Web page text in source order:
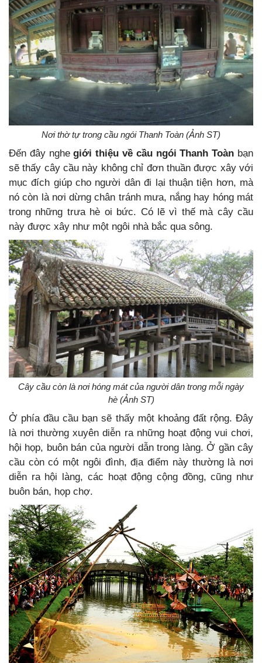
Nơi thờ tự trong cầu ngói Thanh Toàn (Ảnh ST)
Đến đây nghegiới thiệu về cầu ngói Thanh Toàn bạn
sẽ thấy cây cầu này không chỉ đơn thuần được xây với
mục đích giúp cho người dân đi lại thuận tiện hơn, mà
nó còn là nơi dừng chân tránh mưa, nắng hay hóng mát
trong những trưa hè oi bức. Có lẽ vì thế mà cây cầu
này được xây như một ngôi nhà bắc qua sông.
Cây cầu còn là nơi hóng mát của người dân trong mỗi ngày
hè (Ảnh ST)
Ở phía đầu cầu bạn sẽ thấy một khoảng đất rộng. Đây
là nơi thường xuyên diễn ra những hoạt động vui chơi,
hội họp, buôn bán của người dẫn trong làng. Ở gần cây
cầu còn có một ngôi đình, địa điểm này thường là nơi
diễn ra hội làng, các hoạt động cộng đồng, cũng như
buôn bán, họp chợ.